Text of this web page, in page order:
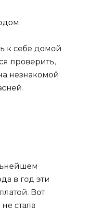
к себе домой
проверить,
незнакомой
в год эти
Вот
стала